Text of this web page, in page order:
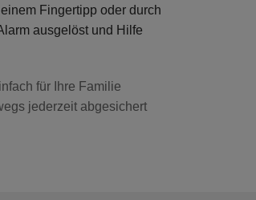
Fingertipp oder durch
ausgelöst und Hilfe
für Ihre Familie
jederzeit abgesichert